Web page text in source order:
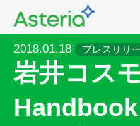
2018.01.18 プレスリリ
岩井コス